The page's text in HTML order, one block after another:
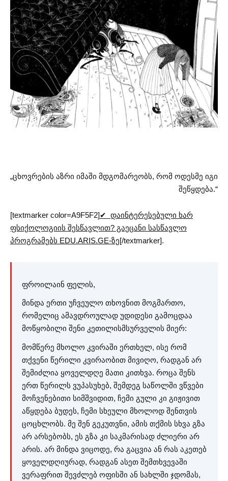
„ცხოვრების აზრი იმაში მდგომარეობს, რომ ოდესმე იგი
შეწყდება.“
[textmarker color=A9F5F2]✔ დაინტერესებული ხარ
ფსიქოლოგიის შესწავლით? გაეცანი სასწავლო
პროგრამებს EDU.ARIS.GE-ზე[/textmarker].
ფროილაინ ფელის,
მინდა ერთი უჩვეულო თხოვნით მოგმართო,
რომელიც ამავდროულად უდიდესი გამოცდაა
მოწყობილი შენი კეთილისმსურველის მიერ:
მომწერე მხოლო კვირაში ერთხელ, ისე რომ
თქვენი წერილი კვირაობით მივიღო, რადგან არ
შემიძლია ყოველდღე მათი კითხვა. როცა შენს
ერთ წერილს ვუპასუხებ, შემდეგ საწოლში ვწვები
მოჩვენებითი სიმშვიდით, ჩემი გული კი გიჟივით
აწყდება ბუდეს, ჩემი სხეული მხოლოდ შენთვის
ცოცხლობს. მე შენ გეკუთვნი, ამის თქმის სხვა გზა
არ არსებობს, ეს გზა კი საკმარისად ძლიერი არ
არის. არ მინდა ვიცოდე, რა გაცვია ან რას აკეთებ
ყოველდღიურად, რადგან ასეთ შემთხვევაში
ვერაფრით შევძლებ ოფისში ან სახლში ჯდომას,